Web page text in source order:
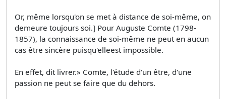
Or, même lorsqu'on se met à distance de soi-même, on
demeure toujours soi.] Pour Auguste Comte (1798-
1857), la connaissance de soi-même ne peut en aucun
cas être sincère puisqu'elleest impossible.
En effet, dit livrer.» Comte, l'étude d'un être, d'une
passion ne peut se faire que du dehors.